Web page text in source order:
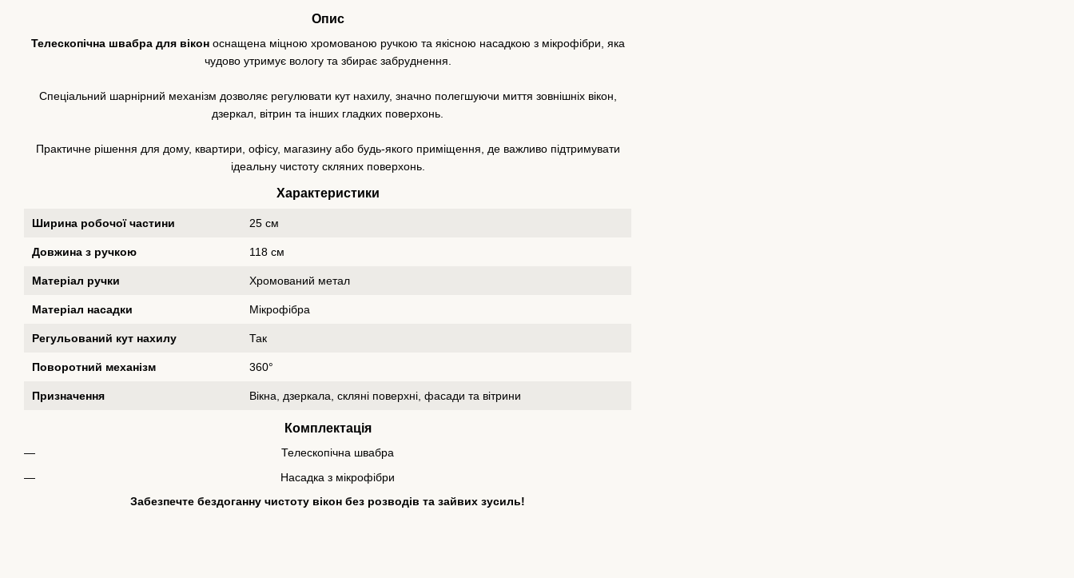
Опис
Телескопічна швабра для віконоснащена міцною хромованою ручкою та якісною насадкою з мікрофібри, яка
чудово утримує вологу та збирає забруднення.
Спеціальний шарнірний механізм дозволяє регулювати кут нахилу, значно полегшуючи миття зовнішніх вікон,
дзеркал, вітрин та інших гладких поверхонь.
Практичне рішення для дому, квартири, офісу, магазину або будь-якого приміщення, де важливо підтримувати
ідеальну чистоту скляних поверхонь.
Характеристики
Ширина робочої частини 25 см
Довжина з ручкою 118 см
Матеріал ручки Хромований метал
Матеріал насадки Мікрофібра
Регульований кут нахилу Так
Поворотний механізм 360°
Призначення Вікна, дзеркала, скляні поверхні, фасади та вітрини
Комплектація
Телескопічна швабра
Насадка з мікрофібри
Забезпечте бездоганну чистоту вікон без розводів та зайвих зусиль!